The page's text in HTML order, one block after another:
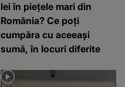
lei în piețele mari din
România? Ce poți
cumpăra cu aceeași
sumă, în locuri diferite